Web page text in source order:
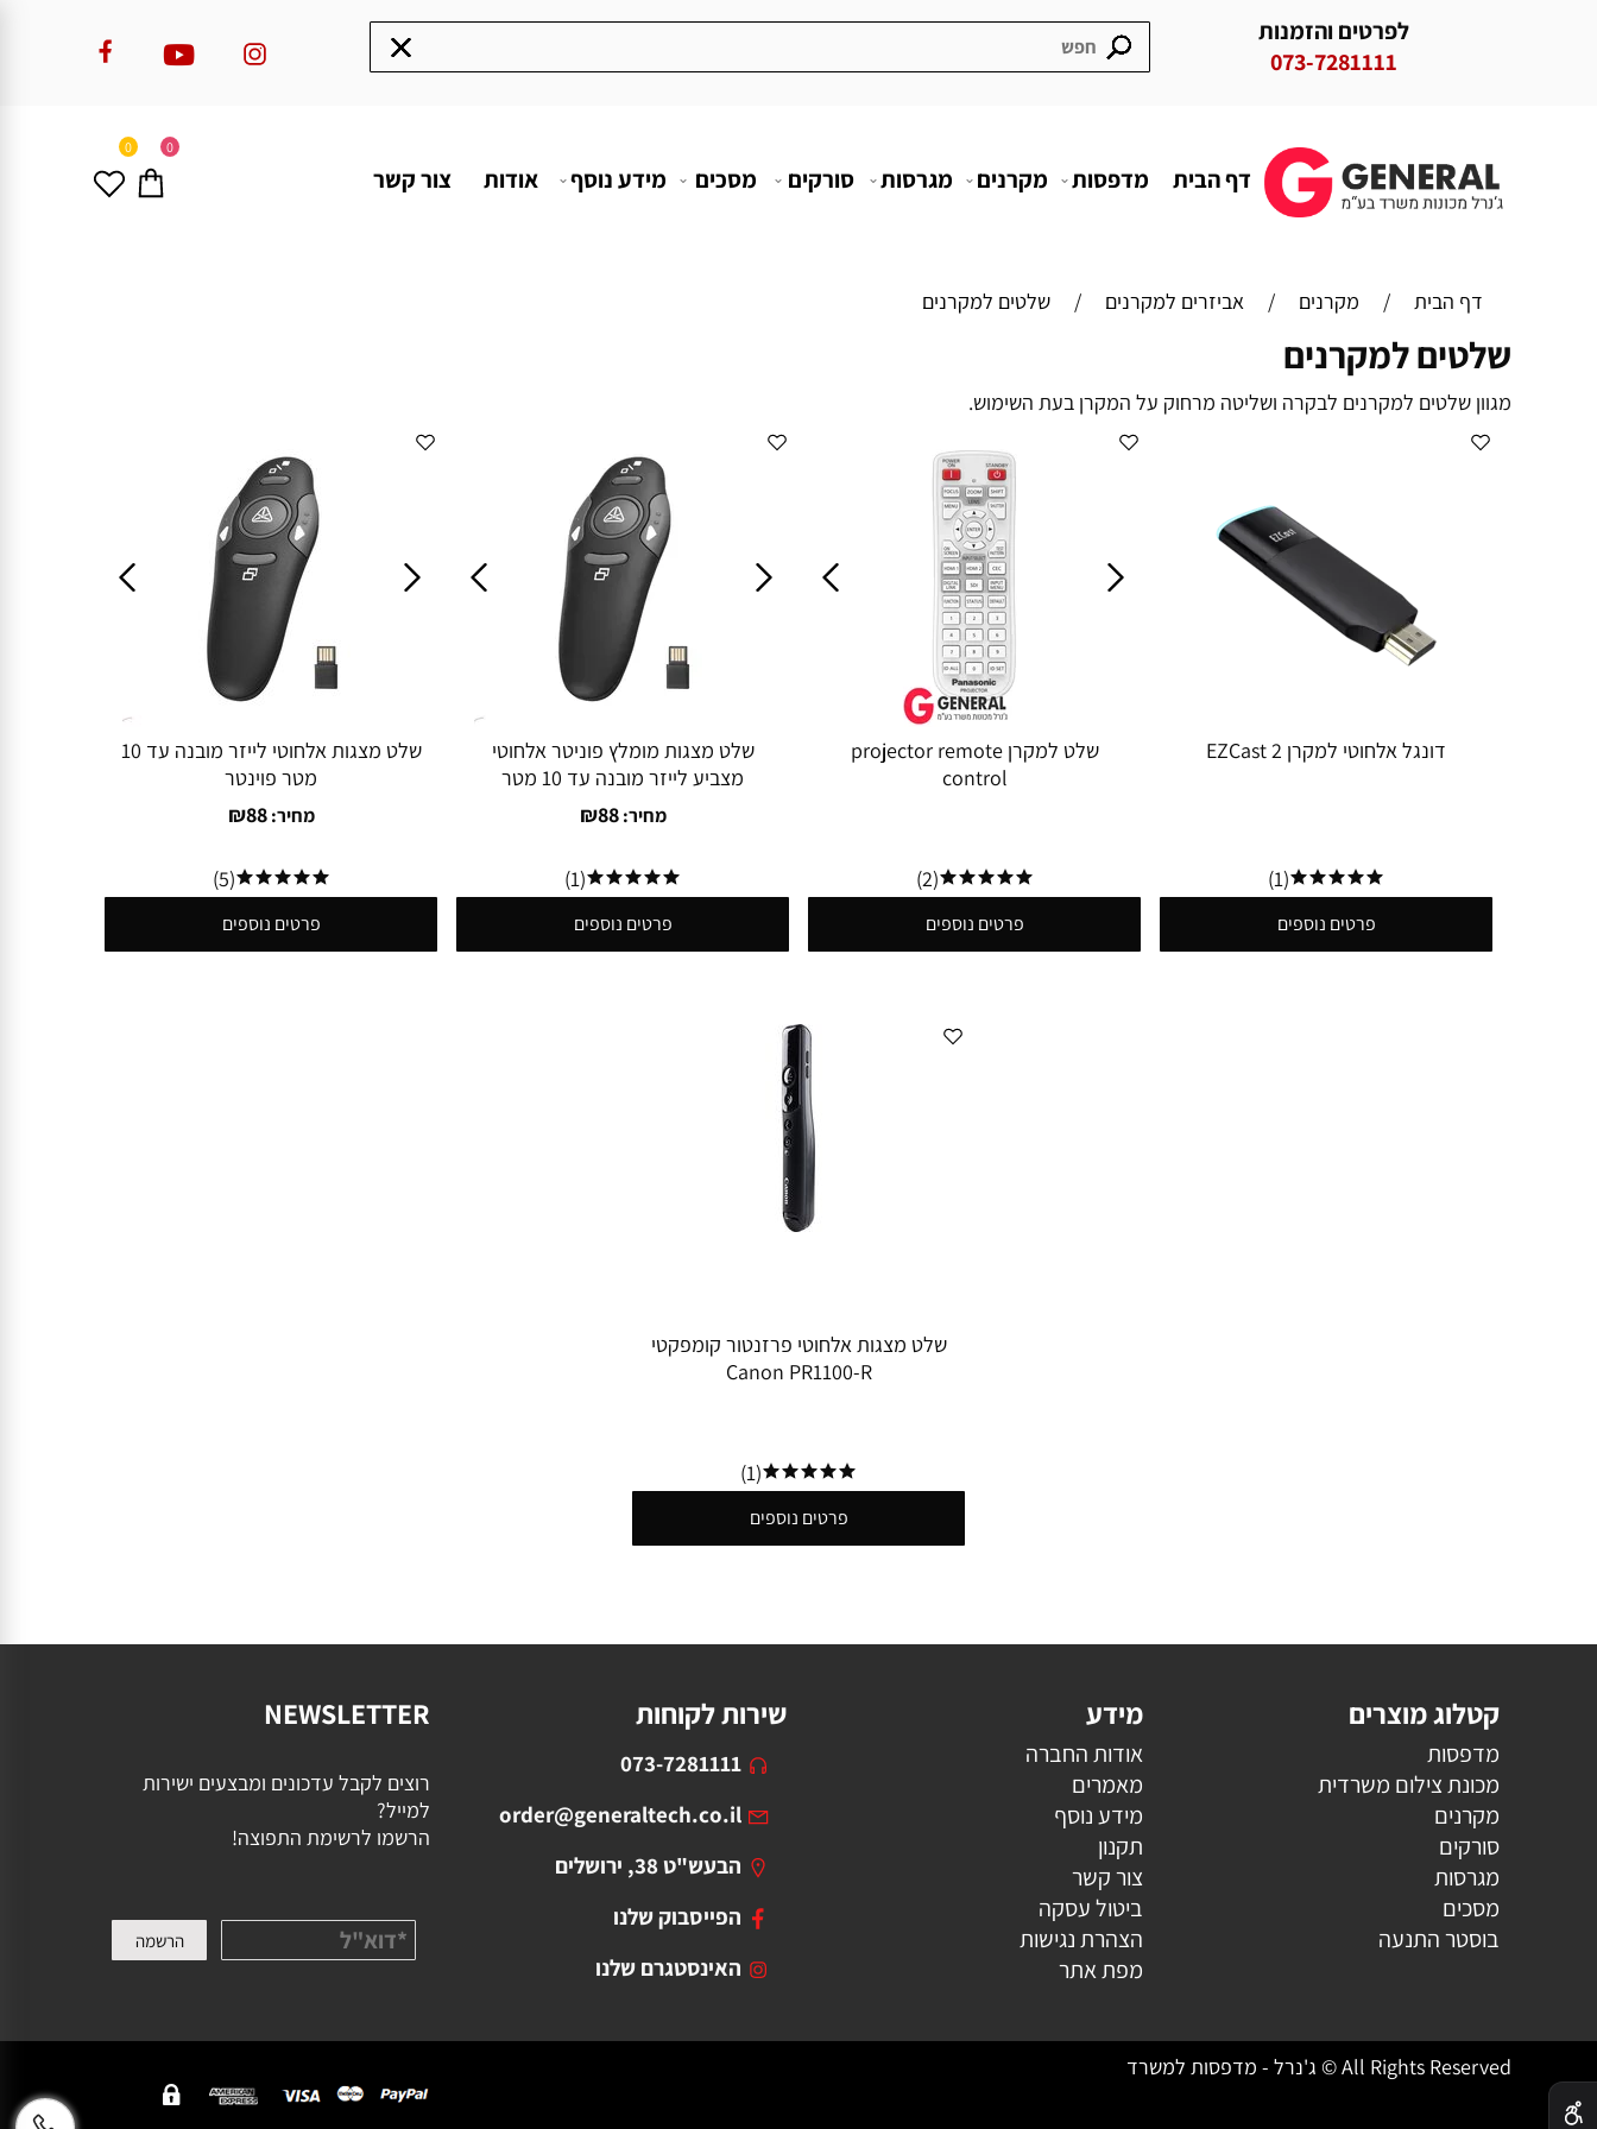
לפרטים והזמנות
073-7281111
0 0
דף הבית מדפסות מקרנים מגרסות סורקים מסכים מידע נוסף אודות צור קשר
דף הבית / מקרנים / אביזרים למקרנים / שלטים למקרנים
שלטים למקרנים
מגוון שלטים למקרנים לבקרה ושליטה מרחוק על המקרן בעת השימוש.
דונגל אלחוטי למקרן EZCast 2
(1)
פרטים נוספים
שלט למקרן projector remote
control
(2)
פרטים נוספים
שלט מצגות מומלץ פוניטר אלחוטי
מצביע לייזר מובנה עד 10 מטר
מחיר: ₪88
(1)
פרטים נוספים
שלט מצגות אלחוטי לייזר מובנה עד 10
מטר פוינטר
מחיר: ₪88
(5)
פרטים נוספים
שלט מצגות אלחוטי פרזנטור קומפקטי
Canon PR1100-R
(1)
פרטים נוספים
קטלוג מוצרים
מדפסות
מכונת צילום משרדית
מקרנים
סורקים
מגרסות
מסכים
בוסטר התנעה
מידע
אודות החברה
מאמרים
מידע נוסף
תקנון
צור קשר
ביטול עסקה
הצהרת נגישות
מפת אתר
שירות לקוחות
073-7281111
order@generaltech.co.il
הבעש"ט 38, ירושלים
הפייסבוק שלנו
האינסטגרם שלנו
NEWSLETTER
רוצים לקבל עדכונים ומבצעים ישירות
למייל?
הרשמו לרשימת התפוצה!
All Rights Reserved © ג'נרל - מדפסות למשרד